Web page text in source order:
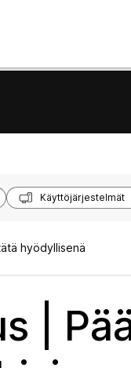
Käyttöjärjestelmät
hyödyllisenä
|